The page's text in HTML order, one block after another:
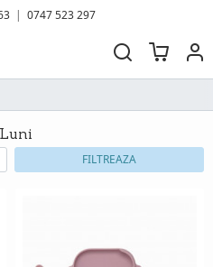
| 0747 523 297
FILTREAZA